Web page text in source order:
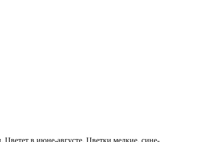
в июне-августе. Цветки мелкие, сине-